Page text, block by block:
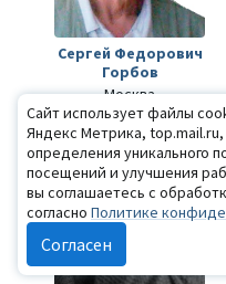
Сергей Федорович
Горбов
Москва
Сайт использует файлы
Яндекс Метрика, top.mail.ru,
определения уникального
посещений и улучшения
вы соглашаетесь с
согласно Политике
Согласен